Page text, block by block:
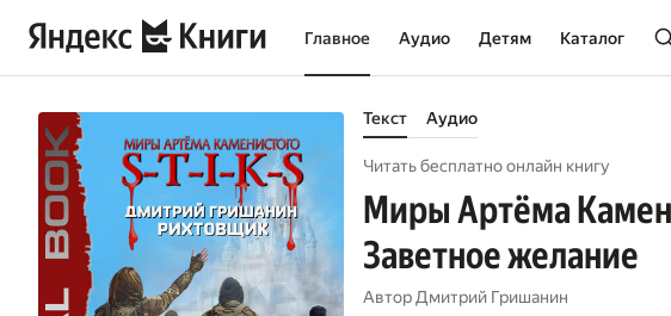
Главное Аудио Детям Каталог
Текст Аудио
Читать бесплатно онлайн книгу
Миры Артёма
Заветное желание
Автор Дмитрий Гришанин